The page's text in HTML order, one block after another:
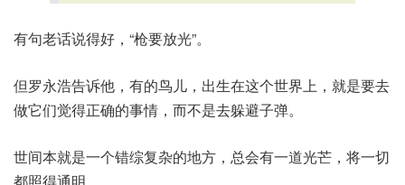
有句老话说得好，“枪要放光”。
但罗永浩告诉他，有的鸟儿，出生在这个世界上，就是要去
做它们觉得正确的事情，而不是去躲避子弹。
世间本就是一个错综复杂的地方，总会有一道光芒，将一切